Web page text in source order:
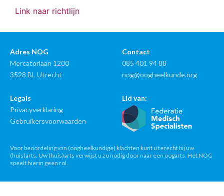
Link naar richtlijn
Adres NOG
Mercatorlaan 1200
3528 BL Utrecht
Contact
085 401 94 88
nog@oogheelkunde.org
Legals
Privacyverklaring
Gebruikersvoorwaarden
Lid van:
Voor beoordeling van (oogheelkundige) klachten kunt u terecht bij uw
(huis)arts. Uw (huis)arts verwijst u zo nodig door naar een oogarts. Het NOG
speelt hierin geen rol.